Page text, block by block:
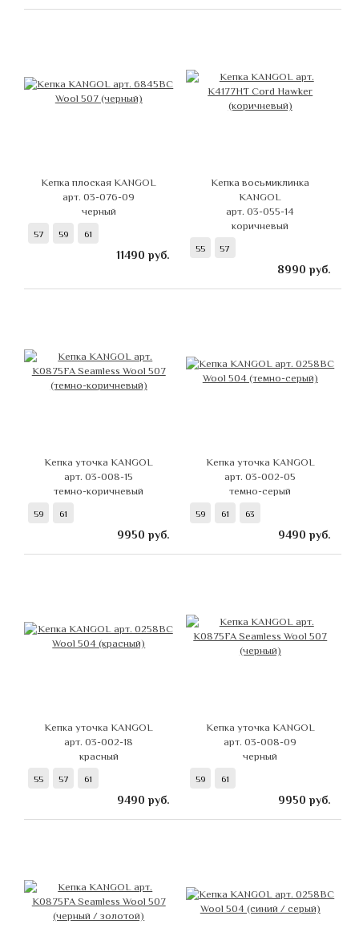
Кепка плоская KANGOL
арт. 03-076-09
черный
57 59 61
11490 руб.
Кепка восьмиклинка
KANGOL
арт. 03-055-14
коричневый
55 57
8990 руб.
Кепка уточка KANGOL
арт. 03-008-15
темно-коричневый
59 61
9950 руб.
Кепка уточка KANGOL
арт. 03-002-05
темно-серый
59 61 63
9490 руб.
Кепка уточка KANGOL
арт. 03-002-18
красный
55 57 61
9490 руб.
Кепка уточка KANGOL
арт. 03-008-09
черный
59 61
9950 руб.